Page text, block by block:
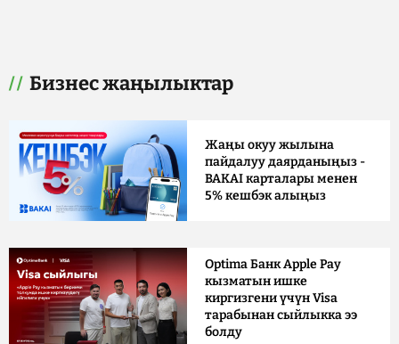
Бизнес жаңылыктар
Жаңы окуу жылына
пайдалуу даярданыңыз -
BAKAI карталары менен
5% кешбэк алыңыз
Optima Банк Apple Pay
кызматын ишке
киргизгени үчүн Visa
тарабынан сыйлыкка ээ
болду